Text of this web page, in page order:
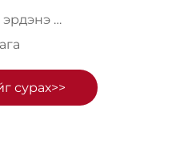
цонх
сурах>>